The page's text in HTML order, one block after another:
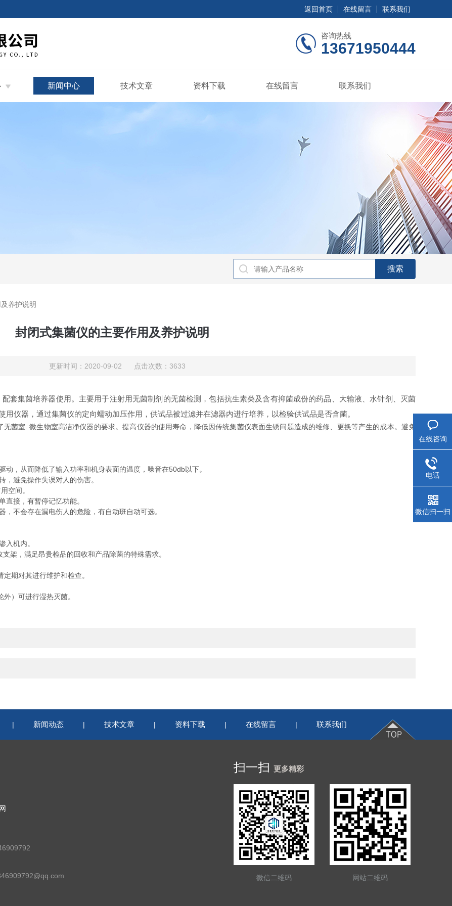
返回首页 在线留言 联系我们
咨询热线
13671950444
新闻中心 技术文章 资料下载 在线留言 联系我们
养护说明
封闭式集菌仪的主要作用及养护说明
更新时间：2020-09-02 点击次数：3633
套集菌培养器使用。主要用于注射用无菌制剂的无菌检测，包括抗生素类及含有抑菌成份的药品、大输液、水针剂、灭菌
仪器，通过集菌仪的定向蠕动加压作用，供试品被过滤并在滤器内进行培养，以检验供试品是否含菌。
室. 微生物室高洁净仪器的要求。提高仪器的使用寿命，降低因传统集菌仪表面生锈问题造成的维修、更换等产生的成本。避免
，从而降低了输入功率和机身表面的温度，噪音在50db以下。
避免操作失误对人的伤害。
空间。
接，有暂停记忆功能。
不会存在漏电伤人的危险，有自动班自动可选。
机内。
，满足昂贵检品的回收和产品除菌的特殊需求。
期对其进行维护和检查。
）可进行湿热灭菌。
| 新闻动态 | 技术文章 | 资料下载 | 在线留言 | 联系我们
扫一扫 更多精彩
微信二维码 网站二维码
在线咨询
电话
微信扫一扫